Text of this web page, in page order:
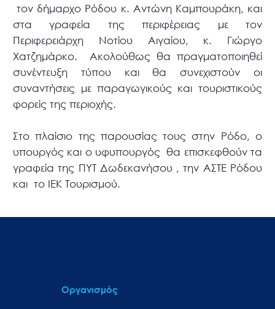
τον δήμαρχο Ρόδου κ. Αντώνη Καμπουράκη, και
στα γραφεία της περιφέρειας με τον
Περιφερειάρχη Νοτίου Αιγαίου, κ. Γιώργο
Χατζημάρκο.
Ακολούθως θα πραγματοποιηθεί
συνέντευξη τύπου και θα συνεχιστούν οι
συναντήσεις με παραγωγικούς και τουριστικούς
φορείς της περιοχής.
Στο πλαίσιο της παρουσίας τους στην Ρόδο, ο
υπουργός και ο υφυπουργός θα επισκεφθούν τα
γραφεία της ΠΥΤ Δωδεκανήσου , την ΑΣΤΕ Ρόδου
και το ΙΕΚ Τουρισμού.
Οργανισμός